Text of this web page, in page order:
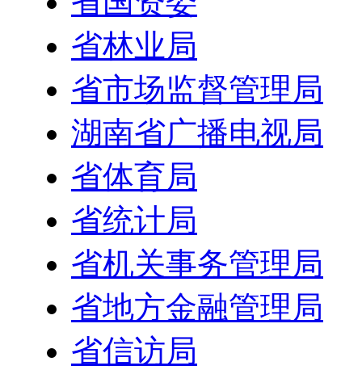
省林业局
省市场监督管理局
湖南省广播电视局
省体育局
省统计局
省机关事务管理局
省地方金融管理局
省信访局